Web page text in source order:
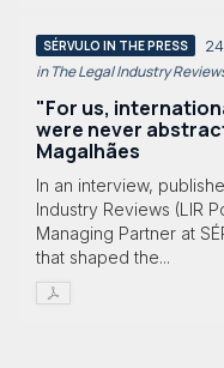
SÉRVULO IN THE PRESS
in The Legal Industry
"For us,
were never
Magalhães
In an interview,
Industry Reviews (LIR
Managing Partner at
that shaped the...